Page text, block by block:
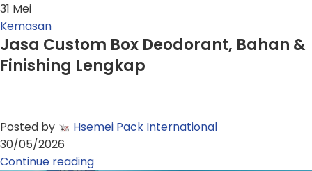
31 Mei
Kemasan
Jasa Custom Box Deodorant, Bahan &
Finishing Lengkap
Posted by
Hsemei Pack International
30/05/2026
Continue reading